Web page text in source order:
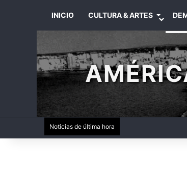
INICIO CULTURA & ARTES
Noticias de última hora